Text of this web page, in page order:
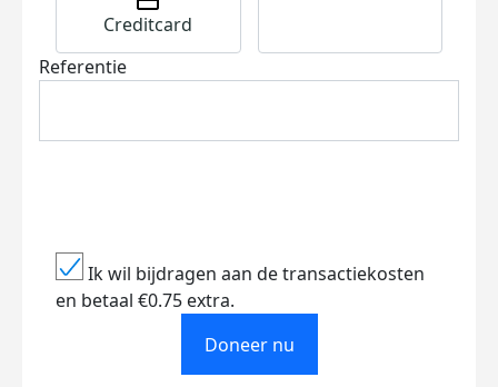
Creditcard
Referentie
Ik wil bijdragen aan de transactiekosten
en betaal €0.75 extra.
Doneer nu